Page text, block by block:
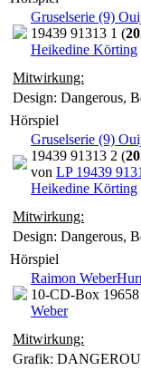
Gruselserie (9)
19439 91313 1 (
Heikedine Körting
Mitwirkung:
Design: Dangerous,
Hörspiel
Gruselserie (9)
19439 91313 2 (
von LP 19439
Heikedine Körting
Mitwirkung:
Design: Dangerous,
Hörspiel
Raimon Weber
10-CD-Box
Weber
Mitwirkung:
Grafik: